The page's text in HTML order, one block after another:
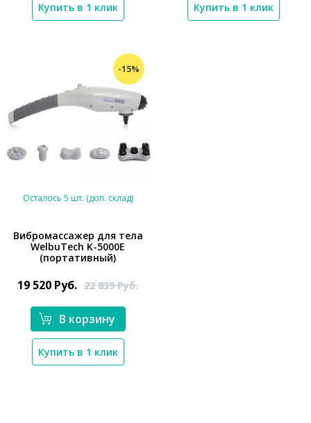
Купить в 1 клик Купить в 1 клик
-15%
*}
Осталось 5 шт. (доп. склад)
Вибромассажер для тела
WelbuTech K-5000E
(портативный)
19 520 Руб. 22 839Руб.
В корзину
Купить в 1 клик